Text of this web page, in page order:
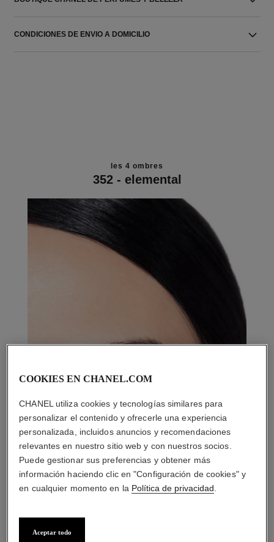
CONDICIONES DE ENVIO A DOMICILIO
les 4 ombres
352 - elemental
COOKIES EN CHANEL.COM
CHANEL utiliza cookies y tecnologías similares para
personalizar el contenido y ofrecerle una experiencia
personalizada, incluidos anuncios y recomendaciones
relevantes en nuestro sitio web y con nuestros socios.
Puede gestionar sus preferencias y obtener más
información haciendo clic en "Configuración de cookies" y
en cualquier momento en la Política de privacidad
Aceptar todo